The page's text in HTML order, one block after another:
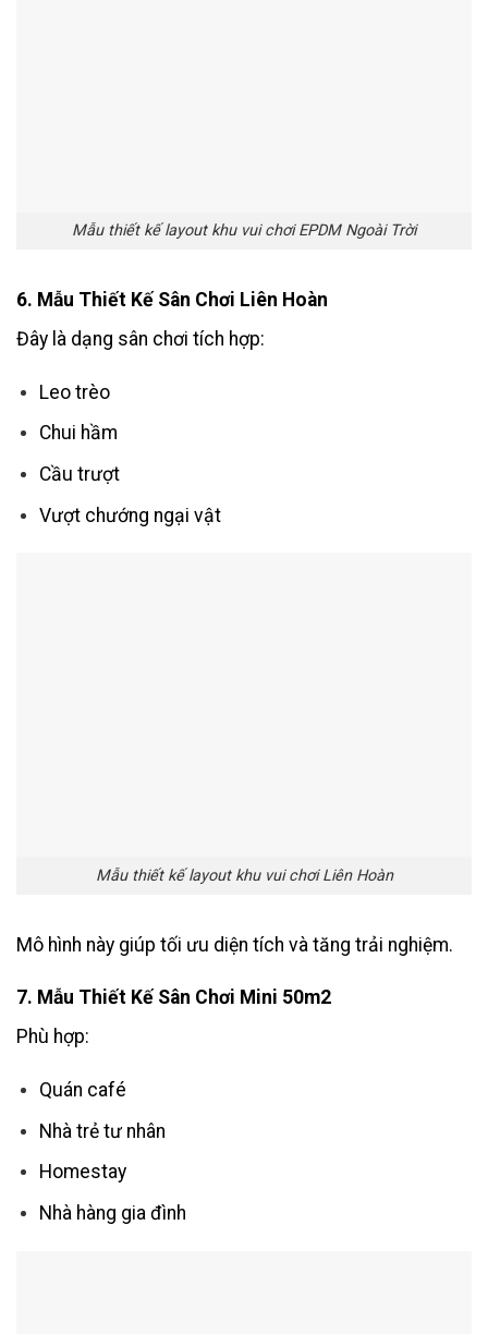
Mẫu thiết kế layout khu vui chơi EPDM Ngoài Trời
6. Mẫu Thiết Kế Sân Chơi Liên Hoàn
Đây là dạng sân chơi tích hợp:
Leo trèo
Chui hầm
Cầu trượt
Vượt chướng ngại vật
Mẫu thiết kế layout khu vui chơi Liên Hoàn
Mô hình này giúp tối ưu diện tích và tăng trải nghiệm.
7. Mẫu Thiết Kế Sân Chơi Mini 50m2
Phù hợp:
Quán café
Nhà trẻ tư nhân
Homestay
Nhà hàng gia đình